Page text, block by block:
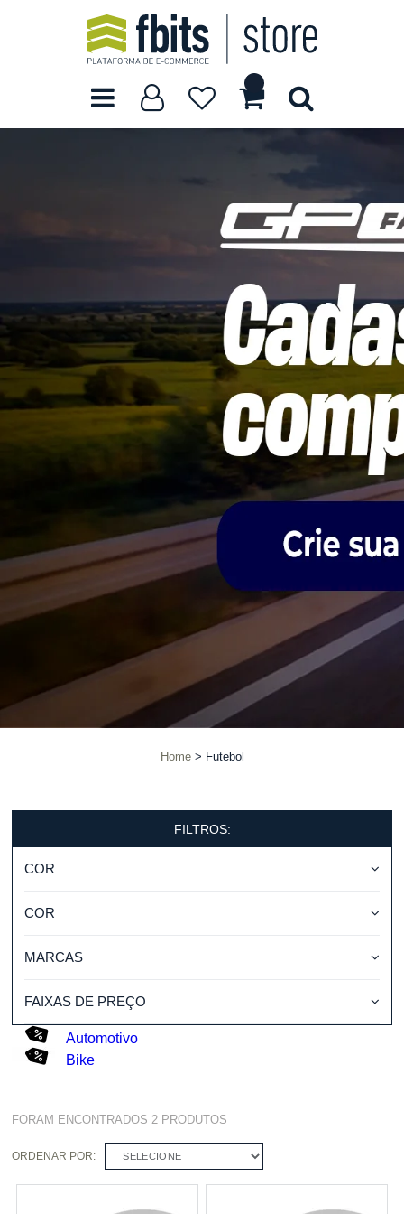
Home Futebol
FILTROS:
COR
COR
MARCAS
FAIXAS DE PREÇO
Automotivo
Bike
FORAM ENCONTRADOS2 PRODUTOS
ORDENAR POR: SELECIONE